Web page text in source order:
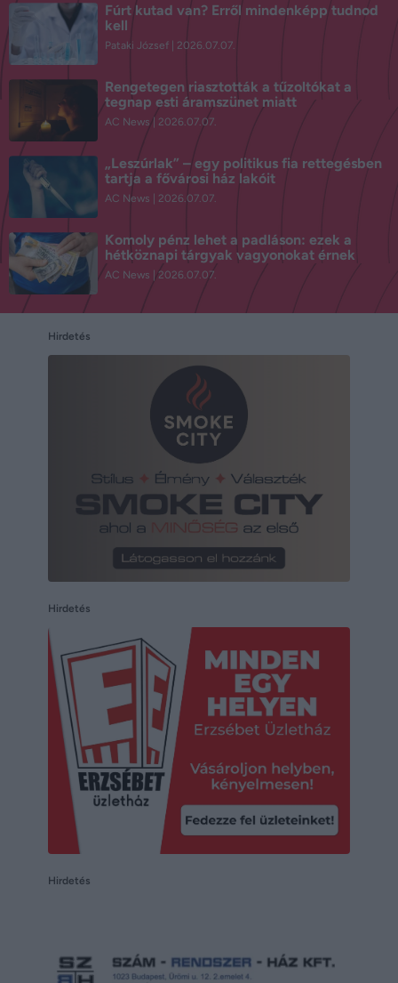
Fúrt kutad van? Erről mindenképp tudnod
kell
Pataki József 2026.07.07.
Rengetegen riasztották a tűzoltókat a
tegnap esti áramszünet miatt
AC News 2026.07.07.
„Leszúrlak” – egy politikus fia rettegésben
tartja a fővárosi ház lakóit
AC News 2026.07.07.
Komoly pénz lehet a padláson: ezek a
hétköznapi tárgyak vagyonokat érnek
AC News 2026.07.07.
Hirdetés
Hirdetés
Hirdetés